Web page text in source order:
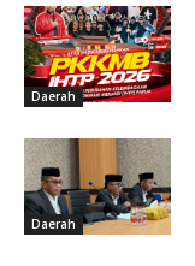
Daerah
Daerah